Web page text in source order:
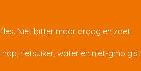
Niet bitter maar droog en zoet.
rietsuiker, water en niet-gmo gist